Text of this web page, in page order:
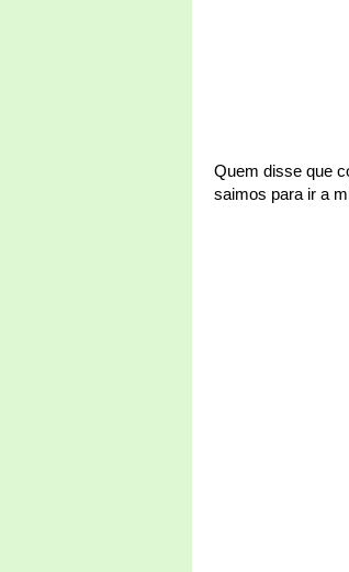
Quem disse que
saimos para ir a